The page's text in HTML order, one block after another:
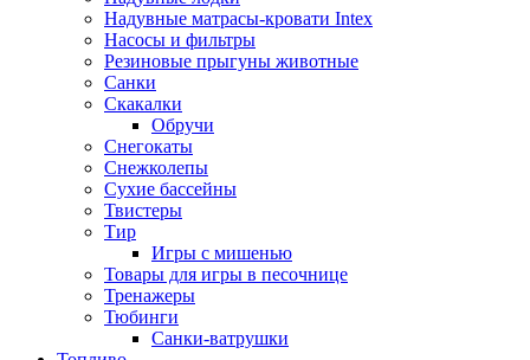
Надувные матрасы-кровати Intex
Насосы и фильтры
Резиновые прыгуны животные
Санки
Скакалки
Обручи
Снегокаты
Снежколепы
Сухие бассейны
Твистеры
Тир
Игры с мишенью
Товары для игры в песочнице
Тренажеры
Тюбинги
Санки-ватрушки